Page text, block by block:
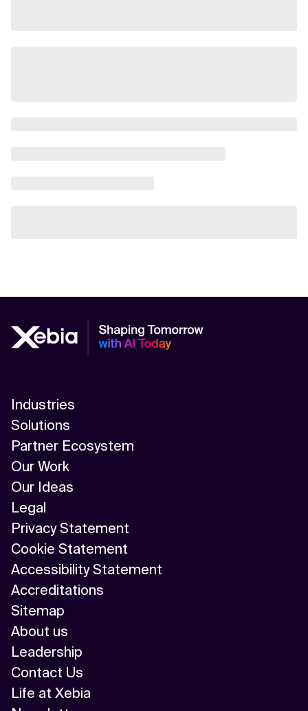
Industries
Solutions
Partner Ecosystem
Our Work
Our Ideas
Legal
Privacy Statement
Cookie Statement
Accessibility Statement
Accreditations
Sitemap
About us
Leadership
Contact Us
Life at Xebia